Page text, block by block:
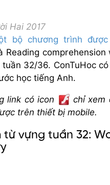
Hai 2017
bộ chương trình
Reading
tuần 32/36. ConTuHoc
học tiếng Anh.
link có icon
chỉ xem
trên thiết bị mobile.
từ vựng tuần 32: